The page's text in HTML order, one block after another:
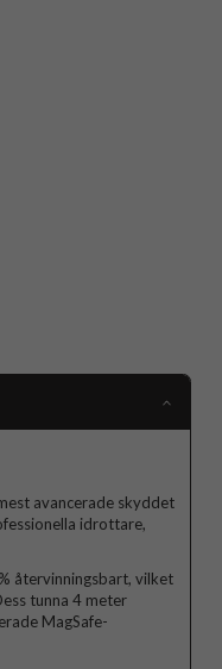
avancerade skyddet
idrottare,
återvinningsbart, vilket
tunna 4 meter
MagSafe-